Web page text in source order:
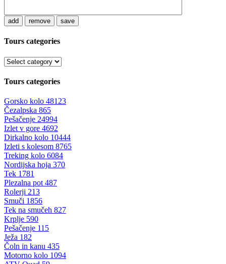
add remove save
Tours categories
Tours categories
Gorsko kolo 48123
Čezalpska 865
Pešačenje 24994
Izlet v gore 4692
Dirkalno kolo 10444
Izleti s kolesom 8765
Treking kolo 6084
Nordijska hoja 370
Tek 1781
Plezalna pot 487
Rolerji 213
Smuči 1856
Tek na smučeh 827
Krplje 590
Pešačenje 115
Ježa 182
Čoln in kanu 435
Motorno kolo 1094